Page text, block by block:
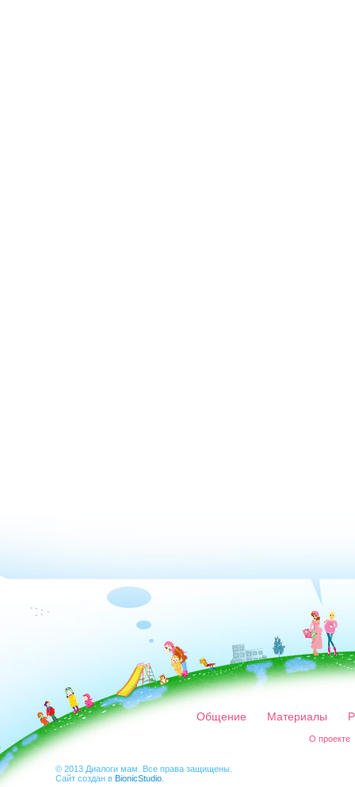
Общение Материалы
О проекте
© 2013 Диалоги мам. Все права защищены.
Сайт создан в BionicStudio